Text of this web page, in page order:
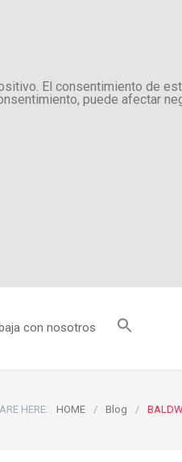
El consentimiento de
puede afectar
con nosotros
HERE: HOME / Blog /